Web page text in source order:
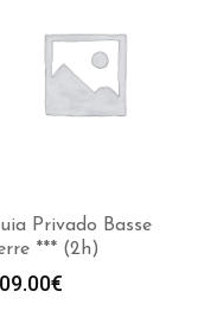
Visita Basse